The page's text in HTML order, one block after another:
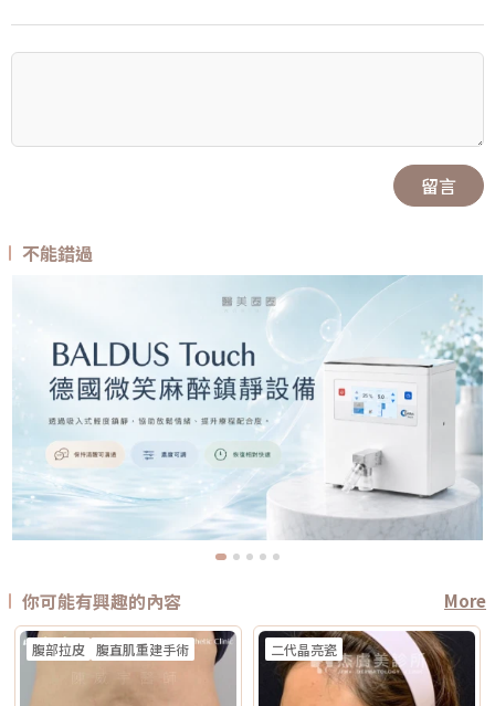
留言
不能錯過
你可能有興趣的內容 More
腹部拉皮 腹直肌重建手術 二代晶亮瓷